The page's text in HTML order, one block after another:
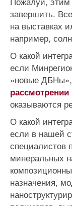
завершить.
на выставках
например,
О какой
если
«новые
оказываются
О какой
если в нашей
специалистов
минеральных
назначения,